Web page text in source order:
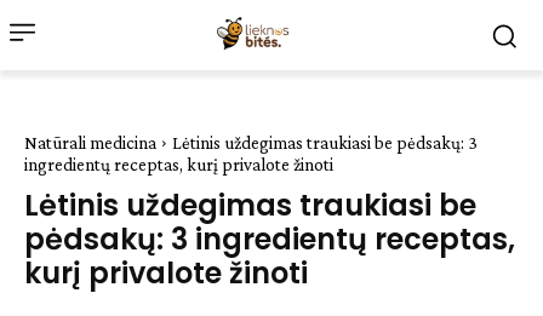
Natūrali medicina
Lėtinis uždegimas traukiasi be pėdsakų: 3
ingredientų receptas, kurį privalote žinoti
Lėtinis uždegimas traukiasi be
pėdsakų: 3 ingredientų receptas,
kurį privalote žinoti